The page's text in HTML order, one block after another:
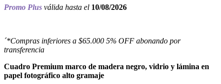
Promo Plus válida hasta el 10/08/2026
´*Compras inferiores a $65.000 5% OFF abonando por
transferencia
Cuadro Premium marco de madera negro, vidrio y lámina en
papel fotográfico alto gramaje